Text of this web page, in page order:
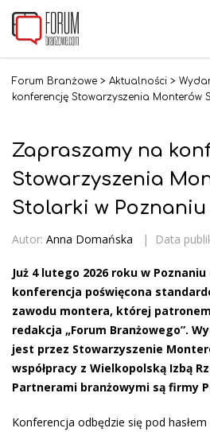
Forum Branżowe > Aktualności >
konferencję Stowarzyszenia Monterów
Zapraszamy na
Stowarzyszenia
Stolarki w Poznaniu
Autor: Anna Domańska | Data
Już 4 lutego 2026 roku w
konferencja poświęcona
zawodu montera, której
redakcja „Forum Branżowego”.
jest przez Stowarzyszenie
współpracy z Wielkopolską Izbą
Partnerami branżowymi są firmy
Konferencja odbędzie się pod